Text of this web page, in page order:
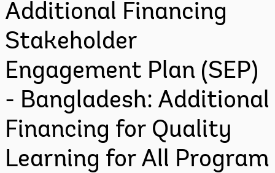
Additional Financing
Stakeholder
Engagement Plan (SEP)
- Bangladesh: Additional
Financing for Quality
Learning for All Program